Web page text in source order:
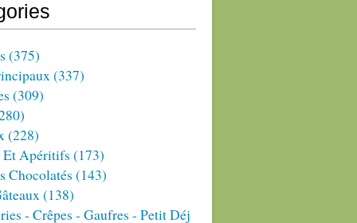
(375)
(337)
(309)
(228)
Et Apéritifs (173)
Chocolatés (143)
(138)
- Crêpes - Gaufres - Petit Déj